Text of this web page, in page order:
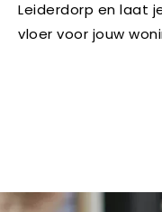
Leiderdorp en laat
vloer voor jouw